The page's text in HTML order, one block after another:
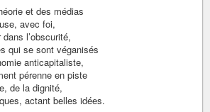
et des médias
avec foi,
l’obscurité,
qui se sont véganisés
anticapitaliste,
pérenne en piste
de la dignité,
actant belles idées.